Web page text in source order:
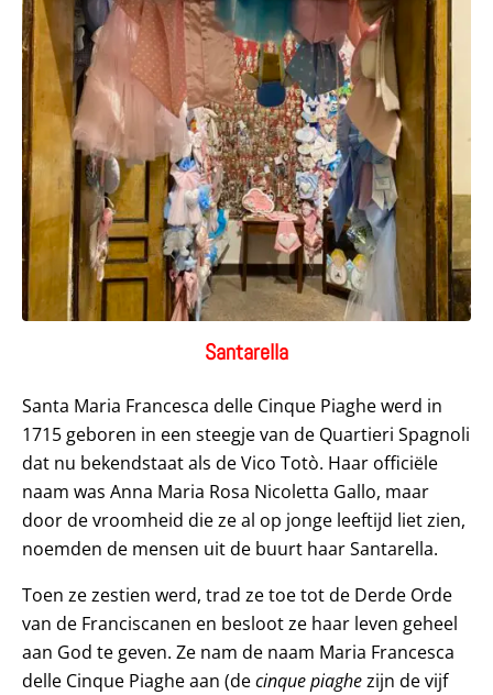
Santarella
Santa Maria Francesca delle Cinque Piaghe werd in
1715 geboren in een steegje van de Quartieri Spagnoli
dat nu bekendstaat als de Vico Totò. Haar officiële
naam was Anna Maria Rosa Nicoletta Gallo, maar
door de vroomheid die ze al op jonge leeftijd liet zien,
noemden de mensen uit de buurt haar Santarella.
Toen ze zestien werd, trad ze toe tot de Derde Orde
van de Franciscanen en besloot ze haar leven geheel
aan God te geven. Ze nam de naam Maria Francesca
delle Cinque Piaghe aan (decinque piaghezijn de vijf